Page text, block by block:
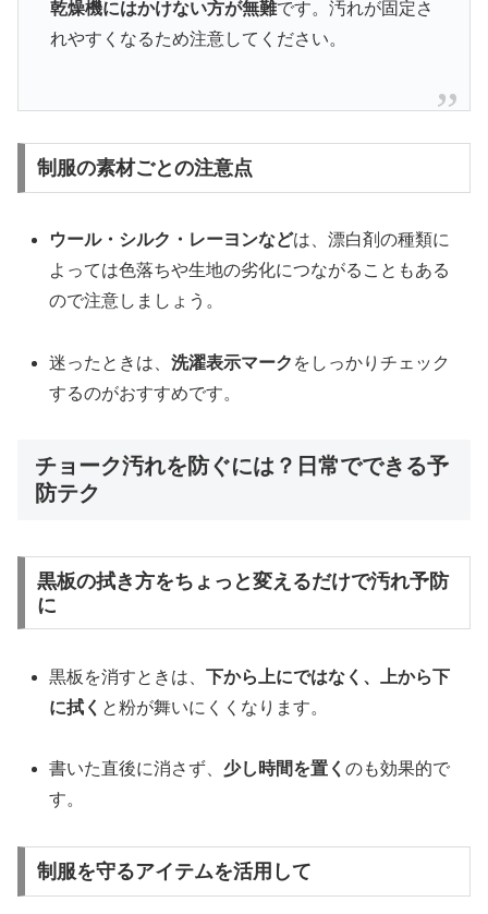
乾燥機にはかけない方が無難です。汚れが固定さ
れやすくなるため注意してください。
制服の素材ごとの注意点
ウール・シルク・レーヨンなどは、漂白剤の種類に
よっては色落ちや生地の劣化につながることもある
ので注意しましょう。
迷ったときは、洗濯表示マーク をしっかりチェック
するのがおすすめです。
チョーク汚れを防ぐには？日常でできる予
防テク
黒板の拭き方をちょっと変えるだけで汚れ予防
に
黒板を消すときは、下から上にではなく、上から下
に拭く と粉が舞いにくくなります。
書いた直後に消さず、 少し時間を置くのも効果的で
す。
制服を守るアイテムを活用して